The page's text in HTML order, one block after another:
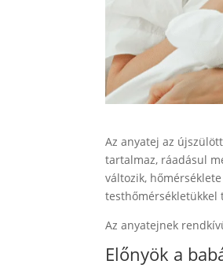
Az anyatej az
tartalmaz, ráadásul
változik,
testhőmérsékletükkel
Az anyatejnek
Előnyök a